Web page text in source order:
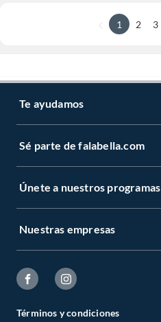
1 2 3
Te ayudamos
Sé parte de falabella.com
Únete a nuestros programas
Nuestras empresas
Términos y condiciones